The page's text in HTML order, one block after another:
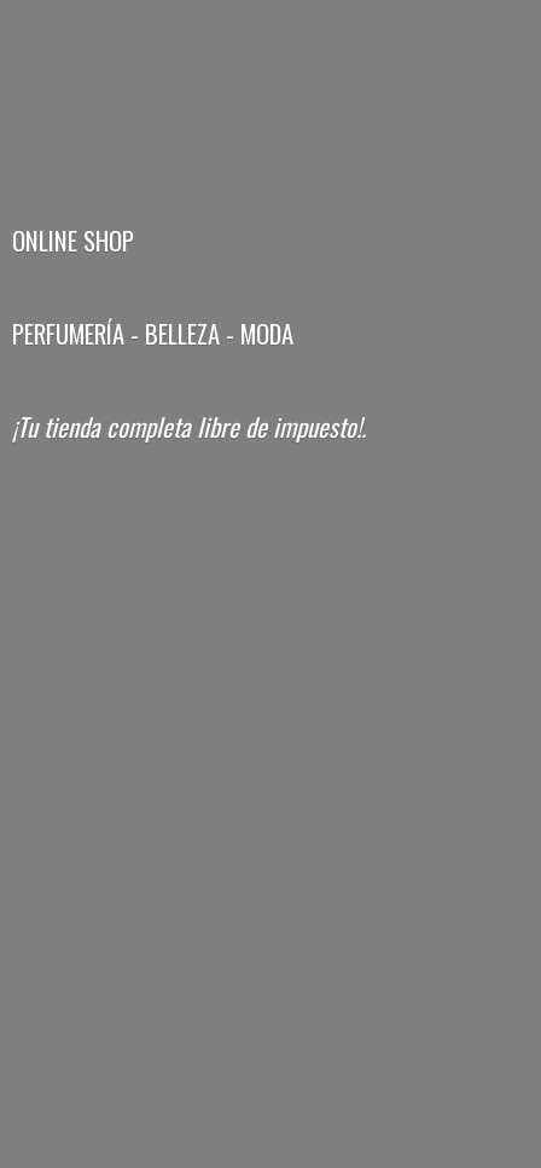
ONLINE SHOP
PERFUMERÍA - BELLEZA - MODA
¡Tu tienda completa librede impuesto!.